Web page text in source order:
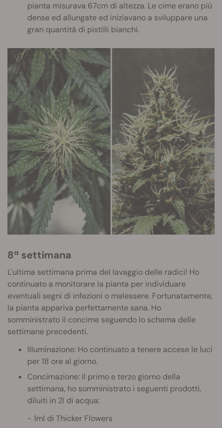
pianta misurava 67cm di altezza. Le cime erano più
dense ed allungate ed iniziavano a sviluppare una
gran quantità di pistilli bianchi.
8ª settimana
L'ultima settimana prima del lavaggio delle radici! Ho
continuato a monitorare la pianta per individuare
eventuali segni di infezioni o malessere. Fortunatamente,
la pianta appariva perfettamente sana. Ho
somministrato il concime seguendo lo schema delle
settimane precedenti.
Illuminazione: Ho continuato a tenere accese le luci
per 18 ore al giorno.
Concimazione: Il primo e terzo giorno della
settimana, ho somministrato i seguenti prodotti,
diluiti in 2l di acqua:
1ml di Thicker Flowers